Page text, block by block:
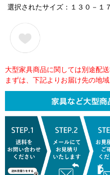
選択されたサイズ：１３０－１
大型家具商品に関しては別途配
まずは、下記よりお届け先の地